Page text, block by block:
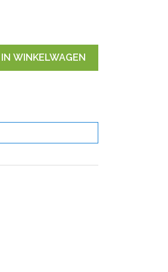
IN WINKELWAGEN